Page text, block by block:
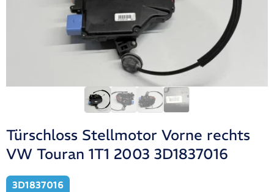
Türschloss Stellmotor Vorne rechts
VW Touran 1T1 2003 3D1837016
3D1837016